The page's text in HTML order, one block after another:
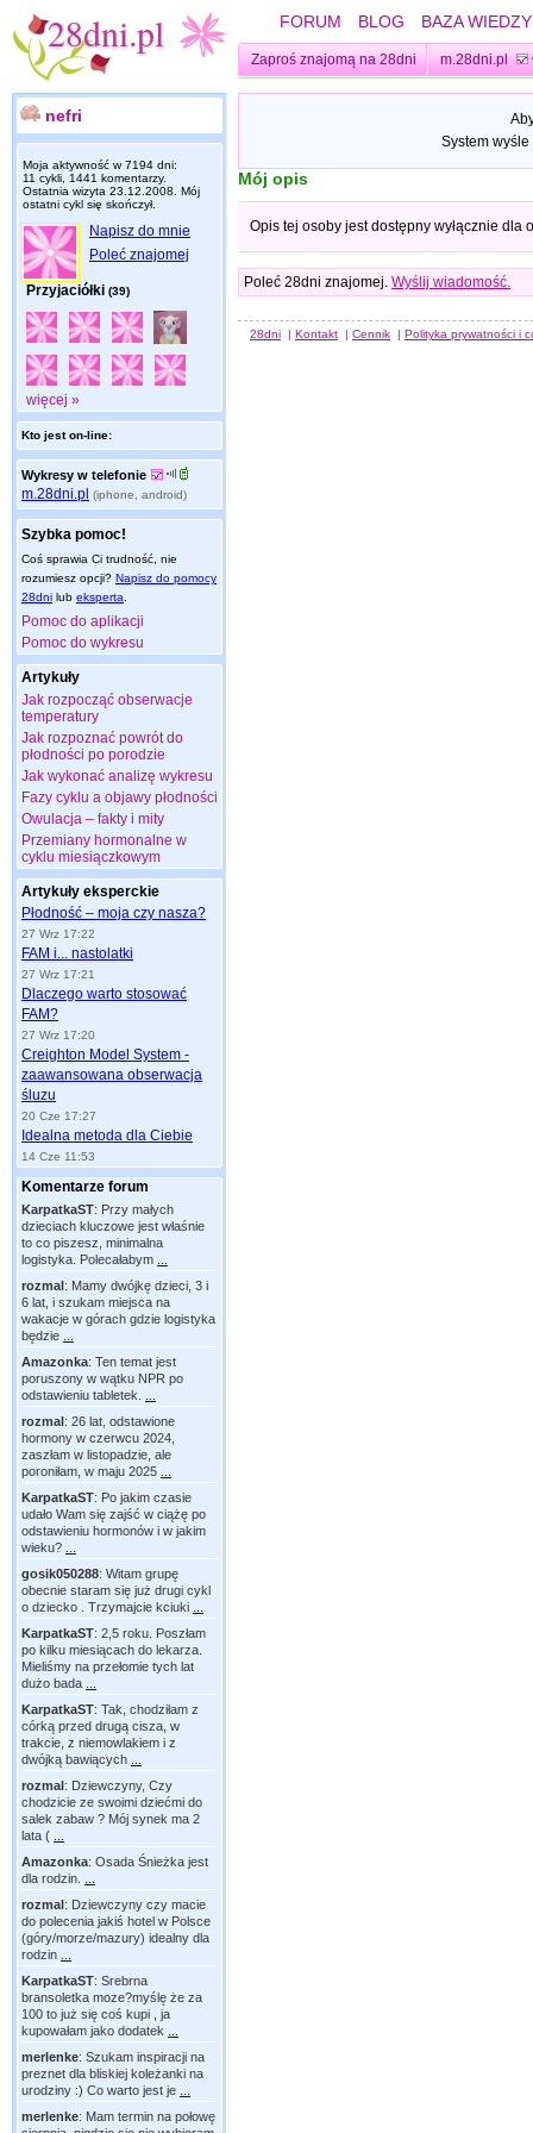
FORUM BLOG BAZA WIEDZY
Zaproś znajomą na 28dni m.28dni.pl
nefri
Moja aktywność w 7194 dni:
11 cykli, 1441 komentarzy.
Ostatnia wizyta 23.12.2008 . Mój
ostatni cykl się skończył.
Napisz do mnie
Poleć znajomej
Przyjaciółki (39)
więcej »
Kto jest on-line:
Wykresy w telefonie
m.28dni.pl (iphone, android)
Szybka pomoc!
Coś sprawia Ci trudność, nie
rozumiesz opcji? Napisz do pomocy
28dni lub eksperta
Pomoc do aplikacji
Pomoc do wykresu
Artykuły
Jak rozpocząć obserwacje
temperatury
Jak rozpoznać powrót do
płodności po porodzie
Jak wykonać analizę wykresu
Fazy cyklu a objawy płodności
Owulacja – fakty i mity
Przemiany hormonalne w
cyklu miesiączkowym
Artykuły eksperckie
Płodność – moja czy nasza?
27 Wrz 17:22
FAM i... nastolatki
27 Wrz 17:21
Dlaczego warto stosować
FAM?
27 Wrz 17:20
Creighton Model System -
zaawansowana obserwacja
śluzu
20 Cze 17:27
Idealna metoda dla Ciebie
14 Cze 11:53
Komentarze forum
KarpatkaST: Przy małych
dzieciach kluczowe jest właśnie
to co piszesz, minimalna
logistyka. Polecałabym
rozmal: Mamy dwójkę dzieci, 3 i
6 lat, i szukam miejsca na
wakacje w górach gdzie logistyka
będzie
Amazonka: Ten temat jest
poruszony w wątku NPR po
odstawieniu tabletek.
rozmal: 26 lat, odstawione
hormony w czerwcu 2024,
zaszłam w listopadzie, ale
poroniłam, w maju 2025
KarpatkaST: Po jakim czasie
udało Wam się zajść w ciążę po
odstawieniu hormonów i w jakim
wieku?
gosik050288: Witam grupę
obecnie staram się już drugi cykl
o dziecko . Trzymajcie kciuki
KarpatkaST: 2,5 roku. Poszłam
po kilku miesiącach do lekarza.
Mieliśmy na przełomie tych lat
dużo bada
KarpatkaST: Tak, chodziłam z
córką przed drugą cisza, w
trakcie, z niemowlakiem i z
dwójką bawiących
rozmal: Dziewczyny, Czy
chodzicie ze swoimi dziećmi do
salek zabaw ? Mój synek ma 2
lata (
Amazonka: Osada Śnieżka jest
dla rodzin.
rozmal: Dziewczyny czy macie
do polecenia jakiś hotel w Polsce
(góry/morze/mazury) idealny dla
rodzin
KarpatkaST: Srebrna
bransoletka moze?myślę że za
100 to już się coś kupi , ja
kupowałam jako dodatek
merlenke: Szukam inspiracji na
preznet dla bliskiej koleżanki na
urodziny :) Co warto jest je
merlenke: Mam termin na połowę
System
Mój opis
Opis tej osoby jest dostępny wyłącznie dla
Poleć 28dni znajomej. Wyślij wiadomość.
28dni | Kontakt | Cennik | Polityka prywatności i